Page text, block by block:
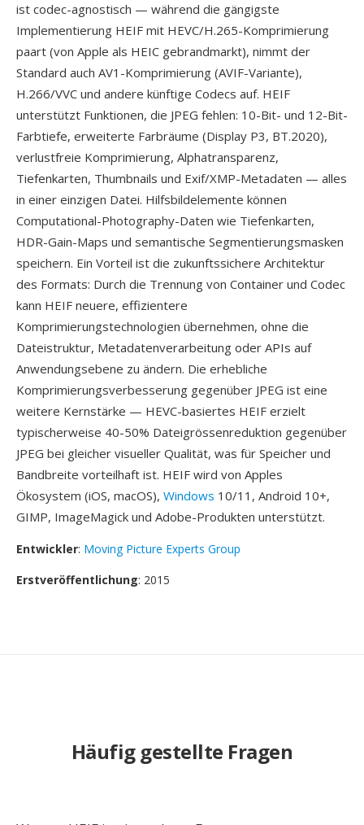
ist codec-agnostisch — während die gängigste
Implementierung HEIF mit HEVC/H.265-Komprimierung
paart (von Apple als HEIC gebrandmarkt), nimmt der
Standard auch AV1-Komprimierung (AVIF-Variante),
H.266/VVC und andere künftige Codecs auf. HEIF
unterstützt Funktionen, die JPEG fehlen: 10-Bit- und 12-Bit-
Farbtiefe, erweiterte Farbräume (Display P3, BT.2020),
verlustfreie Komprimierung, Alphatransparenz,
Tiefenkarten, Thumbnails und Exif/XMP-Metadaten — alles
in einer einzigen Datei. Hilfsbildelemente können
Computational-Photography-Daten wie Tiefenkarten,
HDR-Gain-Maps und semantische Segmentierungsmasken
speichern. Ein Vorteil ist die zukunftssichere Architektur
des Formats: Durch die Trennung von Container und Codec
kann HEIF neuere, effizientere
Komprimierungstechnologien übernehmen, ohne die
Dateistruktur, Metadatenverarbeitung oder APIs auf
Anwendungsebene zu ändern. Die erhebliche
Komprimierungsverbesserung gegenüber JPEG ist eine
weitere Kernstärke — HEVC-basiertes HEIF erzielt
typischerweise 40-50% Dateigrössenreduktion gegenüber
JPEG bei gleicher visueller Qualität, was für Speicher und
Bandbreite vorteilhaft ist. HEIF wird von Apples
Ökosystem (iOS, macOS), Windows 10/11, Android 10+,
GIMP, ImageMagick und Adobe-Produkten unterstützt.
Entwickler: Moving Picture Experts Group
Erstveröffentlichung: 2015
Häufig gestellte Fragen